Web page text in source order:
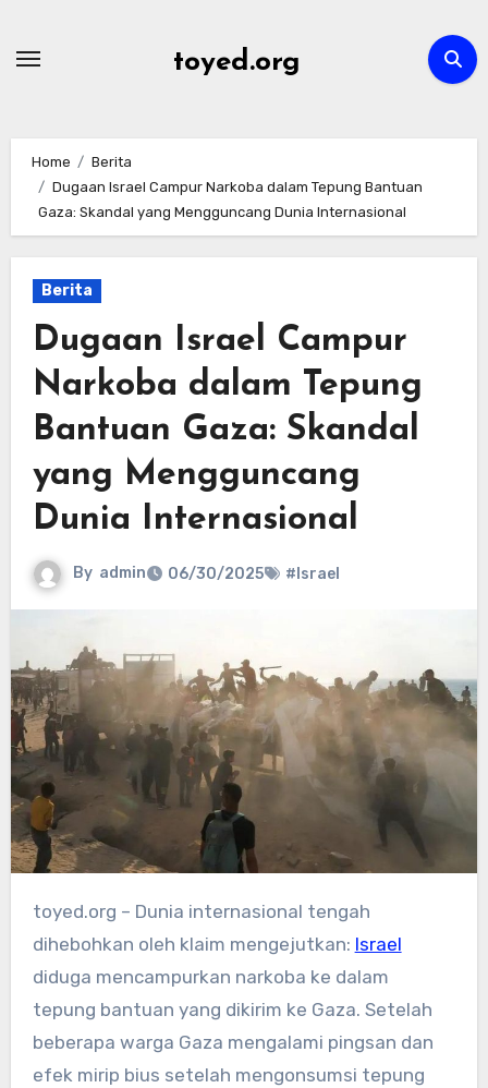
toyed.org
Home
Berita
Dugaan Israel Campur Narkoba dalam Tepung Bantuan
Gaza: Skandal yang Mengguncang Dunia Internasional
Berita
Dugaan Israel Campur
Narkoba dalam Tepung
Bantuan Gaza: Skandal
yang Mengguncang
Dunia Internasional
By admin 06/30/2025 #Israel
toyed.org – Dunia internasional tengah
dihebohkan oleh klaim mengejutkan: Israel
diduga mencampurkan narkoba ke dalam
tepung bantuan yang dikirim ke Gaza. Setelah
beberapa warga Gaza mengalami pingsan dan
efek mirip bius setelah mengonsumsi tepung